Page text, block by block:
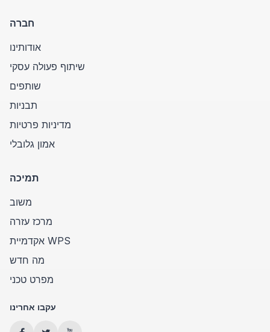
חברה
אודותינו
שיתוף פעולה עסקי
שותפים
תבניות
מדיניות פרטיות
אמון גלובלי
תמיכה
משוב
מרכז עזרה
אקדמיית WPS
מה חדש
מפרט טכני
עקבו אחרינו